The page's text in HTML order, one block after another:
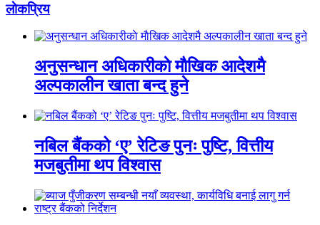
लाेकप्रिय
अनुसन्धान अधिकारीकाे माैखिक आदेशमै
अल्पकालीन खाता बन्द हुने
नबिल बैंकको ‘ए’ रेटिङ पुनः पुष्टि, वित्तीय
मजबुतीमा थप विश्वास